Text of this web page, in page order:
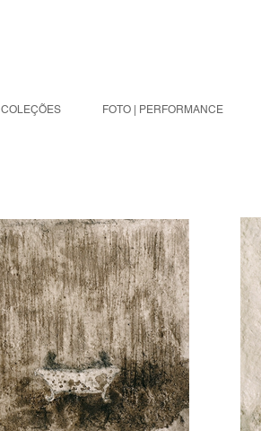
COLEÇÕES FOTO | PERFORMANCE